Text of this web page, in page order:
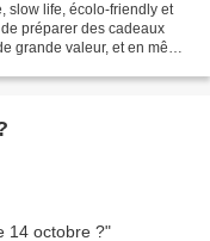
slow life, écolo-friendly et
préparer des cadeaux
grande valeur, et en même